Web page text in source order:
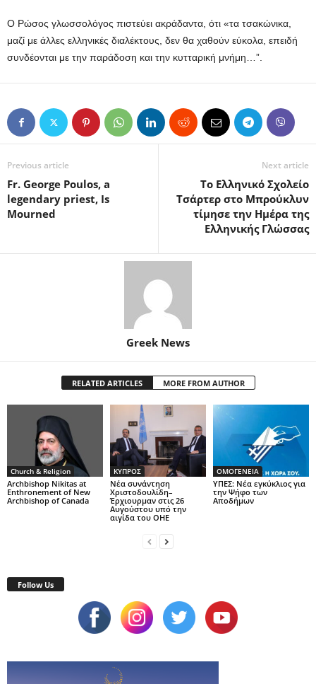
Ο Ρώσος γλωσσολόγος πιστεύει ακράδαντα, ότι «τα τσακώνικα,
μαζί με άλλες ελληνικές διαλέκτους, δεν θα χαθούν εύκολα, επειδή
συνδέονται με την παράδοση και την κυτταρική μνήμη…”.
Previous article
Fr. George Poulos, a
legendary priest, Is
Mourned
Next article
Το Ελληνικό Σχολείο
Τσάρτερ στο Μπρούκλυν
τίμησε την Ημέρα της
Ελληνικής Γλώσσας
Greek News
RELATED ARTICLES MORE FROM AUTHOR
Church & Religion
Archbishop Nikitas at
Enthronement of New
Archbishop of Canada
ΚΥΠΡΟΣ
Νέα συνάντηση
Χριστοδουλίδη–
Έρχιουρμαν στις 26
Αυγούστου υπό την
αιγίδα του ΟΗΕ
ΟΜΟΓΕΝΕΙΑ
ΥΠΕΣ: Νέα εγκύκλιος για
την Ψήφο των
Αποδήμων
Follow Us